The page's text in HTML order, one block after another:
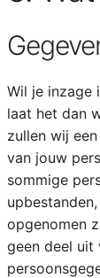
Wil je inzage
laat het dan
zullen wij
van jouw
sommige
opgenomen
geen deel uit